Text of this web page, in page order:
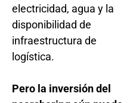
electricidad, agua y la
disponibilidad de
infraestructura de
logística.
Pero la inversión del